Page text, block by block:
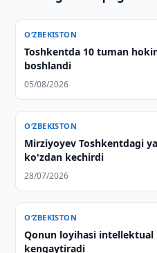
O‘ZBEKISTON
Toshkentda 10 tuman
boshlandi
05/08/2026
O‘ZBEKISTON
Mirziyoyev Toshkentdagi
ko'zdan kechirdi
28/07/2026
O‘ZBEKISTON
Qonun loyihasi
kengaytiradi